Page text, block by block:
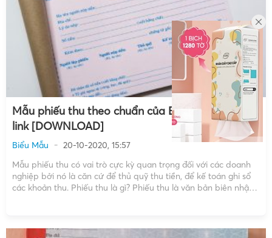
Mẫu phiếu thu theo chuẩn của Bộ Tài chính kèm
link [DOWNLOAD]
Biểu Mẫu
20-10-2020, 15:57
Mẫu phiếu thu có vai trò cực kỳ quan trọng đối với các doanh
nghiệp bởi nó là căn cứ để thủ quỹ thu tiền, để kế toán ghi sổ
các khoản thu. Phiếu thu là gì? Phiếu thu là văn bản biên nhận